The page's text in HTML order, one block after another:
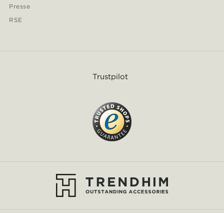
Presse
RSE
Trustpilot